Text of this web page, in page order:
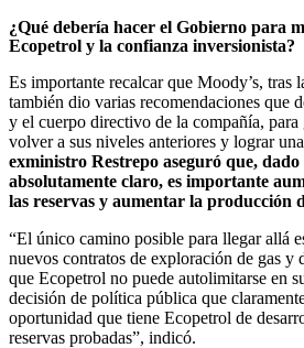
¿Qué debería hacer el Gobierno para
Ecopetrol y la confianza inversionista?
Es importante recalcar que Moody’s, tras
también dio varias recomendaciones que
y el cuerpo directivo de la compañía, para
volver a sus niveles anteriores y lograr
exministro Restrepo aseguró que, dado
absolutamente claro, es importante
las reservas y aumentar la producción
“El único camino posible para llegar allá
nuevos contratos de exploración de gas y
que Ecopetrol no puede autolimitarse en
decisión de política pública que
oportunidad que tiene Ecopetrol de
reservas probadas”, indicó.